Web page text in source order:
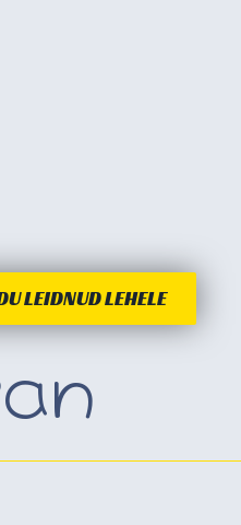
LEIDNUD LEHELE